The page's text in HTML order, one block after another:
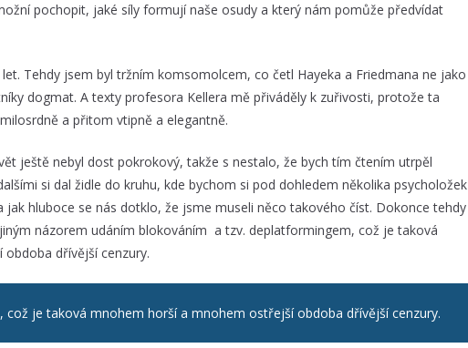
pochopit, jaké síly formují naše osudy a který nám pomůže předvídat
let. Tehdy jsem byl tržním komsomolcem, co četl Hayeka a Friedmana ne jako
dogmat. A texty profesora Kellera mě přiváděly k zuřivosti, protože ta
a přitom vtipně a elegantně.
ještě nebyl dost pokrokový, takže s nestalo, že bych tím čtením utrpěl
si dal židle do kruhu, kde bychom si pod dohledem několika psycholožek
jak hluboce se nás dotklo, že jsme museli něco takového číst. Dokonce tehdy
názorem udáním blokováním a tzv. deplatformingem, což je taková
dřívější cenzury.
což je taková mnohem horší a mnohem ostřejší obdoba dřívější cenzury.